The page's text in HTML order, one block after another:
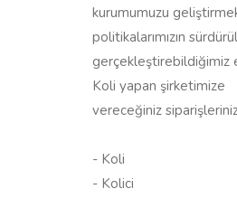
kurumumuzu
politikalarımızın
gerçekleştirebildiğimiz
Koli yapan şirketimize
vereceğiniz
- Koli
- Kolici